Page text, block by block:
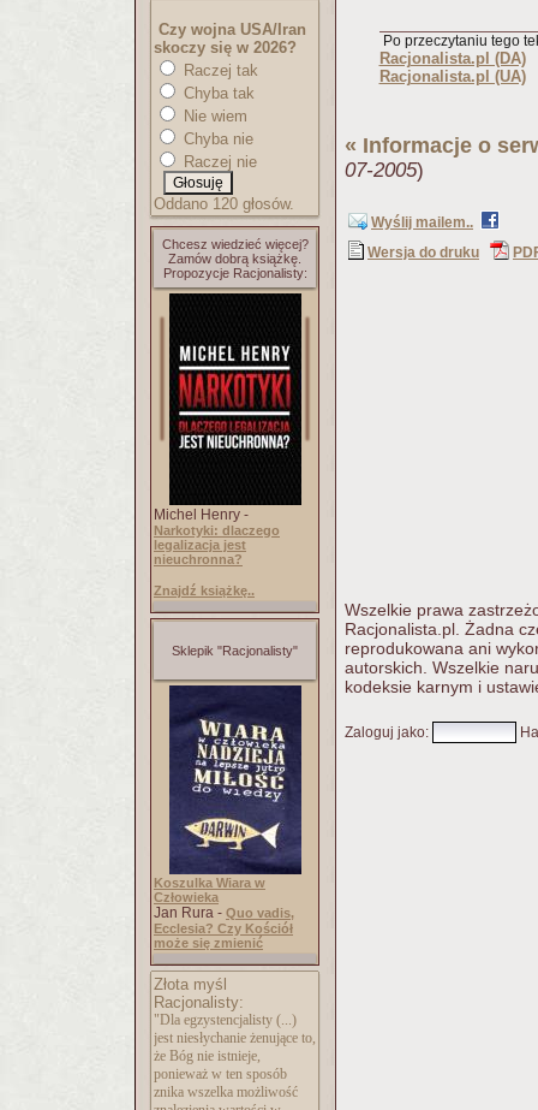
Czy wojna USA/Iran
skoczy się w 2026?
Raczej tak
Chyba tak
Nie wiem
Chyba nie
Raczej nie
Oddano 120 głosów.
Chcesz wiedzieć więcej?
Zamów dobrą książkę.
Propozycje Racjonalisty:
Michel Henry -
Narkotyki: dlaczego
legalizacja jest
nieuchronna?
Znajdź książkę..
Sklepik "Racjonalisty"
Koszulka Wiara w
Człowieka
Jan Rura - Quo vadis,
Ecclesia? Czy Kościół
może się zmienić
Złota myśl
Racjonalisty:
"Dla egzystencjalisty (...)
jest niesłychanie żenujące to,
że Bóg nie istnieje,
ponieważ w ten sposób
znika wszelka możliwość
Po przeczytaniu tego
Racjonalista.pl (DA)
Racjonalista.pl (UA)
« Informacje o
07-2005)
Wyślij mailem..
Wersja do druku
Wszelkie prawa
Racjonalista.pl. Żadna
reprodukowana ani
autorskich. Wszelkie
kodeksie karnym i
Zaloguj jako: